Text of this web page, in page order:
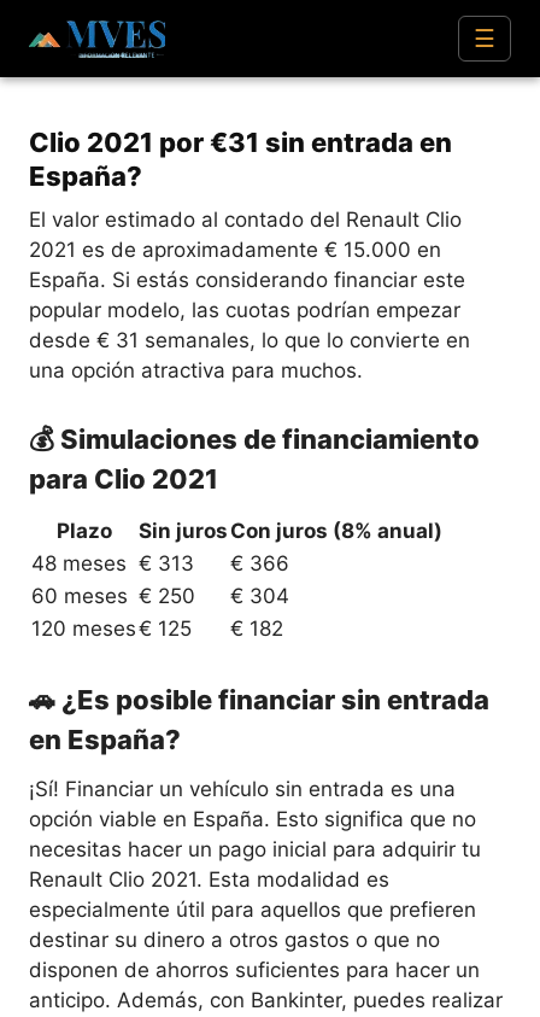
☰
Clio 2021 por €31 sin entrada en
España?
El valor estimado al contado del Renault Clio
2021 es de aproximadamente € 15.000 en
España. Si estás considerando financiar este
popular modelo, las cuotas podrían empezar
desde € 31 semanales, lo que lo convierte en
una opción atractiva para muchos.
💰 Simulaciones de financiamiento
para Clio 2021
Plazo Sin juros Con juros (8% anual)
48 meses € 313
€ 366
60 meses € 250
€ 304
120 meses€ 125 € 182
🚗 ¿Es posible financiar sin entrada
en España?
¡Sí! Financiar un vehículo sin entrada es una
opción viable en España. Esto significa que no
necesitas hacer un pago inicial para adquirir tu
Renault Clio 2021. Esta modalidad es
especialmente útil para aquellos que prefieren
destinar su dinero a otros gastos o que no
disponen de ahorros suficientes para hacer un
anticipo. Además, con Bankinter, puedes realizar